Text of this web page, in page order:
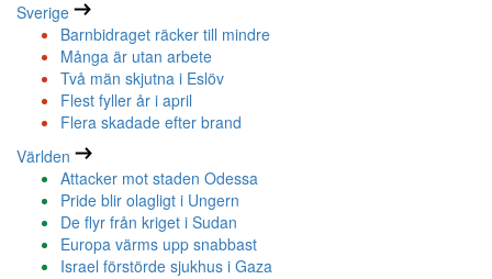
Sverige
Barnbidraget räcker till mindre
Många är utan arbete
Två män skjutna i Eslöv
Flest fyller år i april
Flera skadade efter brand
Världen
Attacker mot staden Odessa
Pride blir olagligt i Ungern
De flyr från kriget i Sudan
Europa värms upp snabbast
Israel förstörde sjukhus i Gaza